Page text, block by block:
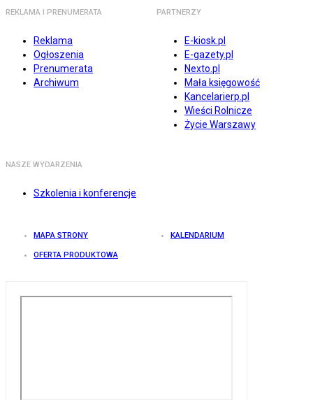
REKLAMA I PRENUMERATA
Reklama
Ogłoszenia
Prenumerata
Archiwum
PARTNERZY
E-kiosk.pl
E-gazety.pl
Nexto.pl
Mała księgowość
Kancelarierp.pl
Wieści Rolnicze
Życie Warszawy
NASZE WYDARZENIA
Szkolenia i konferencje
MAPA STRONY KALENDARIUM
OFERTA PRODUKTOWA